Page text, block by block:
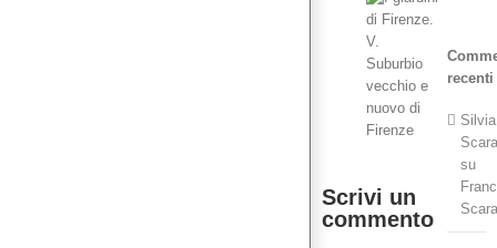
Suburbio
di
Firenze
Scrivi un
commento
recenti
Silvia
su